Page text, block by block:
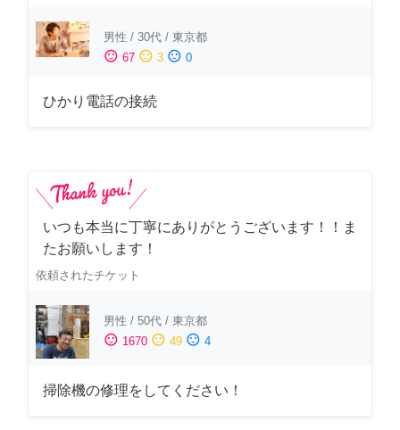
男性 / 30代 / 東京都
sentiment_satisfied 67 sentiment_neutral 3 sentiment_dissatisfied 0
ひかり電話の接続
いつも本当に丁寧にありがとうございます！！ま
たお願いします！
依頼されたチケット
男性 / 50代 / 東京都
sentiment_satisfied 1670 sentiment_neutral 49 sentiment_dissatisfied 4
掃除機の修理をしてください！